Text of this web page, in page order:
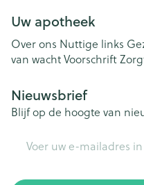
Uw apotheek
Over ons Nuttige links
van wachtVoorschrift
Nieuwsbrief
Blijf op de hoogte van